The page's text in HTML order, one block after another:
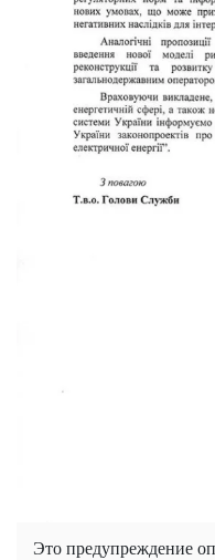
Это предупреждение